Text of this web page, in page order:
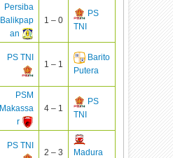
Persiba
Balikpap
an
1 – 0
PS
TNI
PS TNI
1 – 1
Barito
Putera
PSM
Makassa
r
4 – 1
PS
TNI
PS TNI
2 – 3
Madura